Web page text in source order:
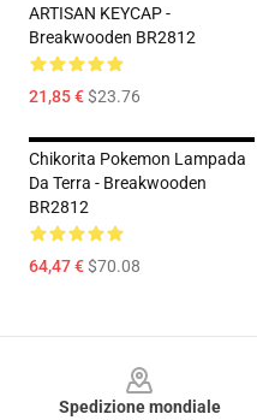
ARTISAN KEYCAP -
Breakwooden BR2812
21,85 €$23.76
Chikorita Pokemon Lampada
Da Terra - Breakwooden
BR2812
64,47 €$70.08
Spedizione mondiale